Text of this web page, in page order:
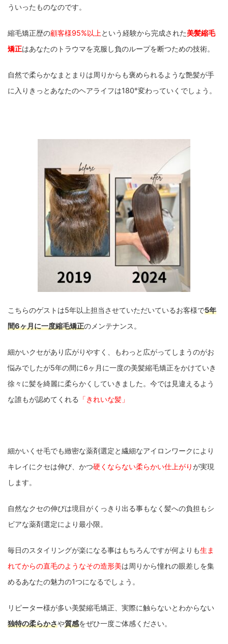
ういったものなのです。
縮毛矯正歴の顧客様95%以上という経験から完成された美髪縮毛
矯正はあなたのトラウマを克服し負のループを断つための技術。
自然で柔らかなまとまりは周りからも褒められるような艶髪が手
に入りきっとあなたのヘアライフは180°変わっていくでしょう。
こちらのゲストは5年以上担当させていただいているお客様で5年
間6ヶ月に一度縮毛矯正のメンテナンス。
細かいクセがあり広がりやすく、もわっと広がってしまうのがお
悩みでしたが5年の間に6ヶ月に一度の美髪縮毛矯正をかけていき
徐々に髪を綺麗に柔らかくしていきました。今では見違えるよう
な誰もが認めてくれる 「きれいな髪」
細かいくせ毛でも緻密な薬剤選定と繊細なアイロンワークにより
キレイにクセは伸び、かつ硬くならない柔らかい仕上がりが実現
します。
自然なクセの伸びは境目がくっきり出る事もなく髪への負担もシ
ビアな薬剤選定により最小限。
毎日のスタイリングが楽になる事はもちろんですが何よりも生ま
れてからの直毛のようなその造形美は周りから憧れの眼差しを集
めるあなたの魅力の1つになるでしょう。
リピーター様が多い美髪縮毛矯正、実際に触らないとわからない
独特の柔らかさや質感をぜひ一度ご体感ください。